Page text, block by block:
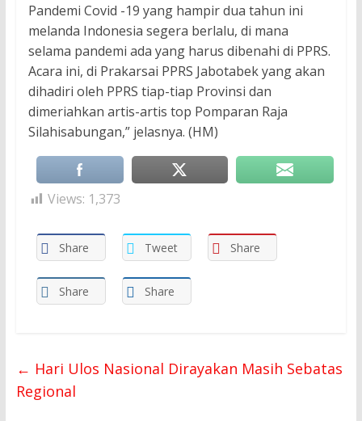
Pandemi Covid -19 yang hampir dua tahun ini
melanda Indonesia segera berlalu, di mana
selama pandemi ada yang harus dibenahi di PPRS.
Acara ini, di Prakarsai PPRS Jabotabek yang akan
dihadiri oleh PPRS tiap-tiap Provinsi dan
dimeriahkan artis-artis top Pomparan Raja
Silahisabungan,” jelasnya. (HM)
Views: 1,373
Share Tweet Share
Share Share
← Hari Ulos Nasional Dirayakan Masih Sebatas
Regional